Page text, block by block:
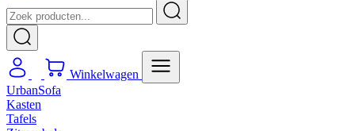
Winkelwagen
UrbanSofa
Kasten
Tafels